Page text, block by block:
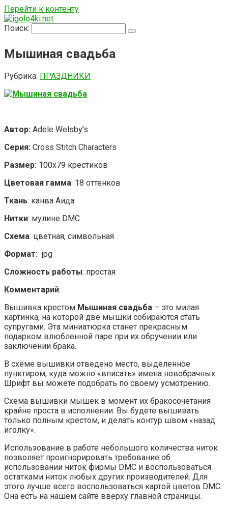
Перейти к контенту
Поиск:
Мышиная свадьба
Рубрика: ПРАЗДНИКИ
Автор: Adele Welsby’s
Серия: Cross Stitch Characters
Размер: 100х79 крестиков
Цветовая гамма: 18 оттенков
Ткань: канва Аида
Нитки: мулине DMC
Схема: цветная, символьная
Формат: jpg
Сложность работы: простая
Комментарий:
Вышивка крестом Мышиная свадьба – это милая
картинка, на которой две мышки собираются стать
супругами. Эта миниатюрка станет прекрасным
подарком влюбленной паре при их обручении или
заключении брака.
В схеме вышивки отведено место, выделенное
пунктиром, куда можно «вписать» имена новобрачных.
Шрифт вы можете подобрать по своему усмотрению.
Схема вышивки мышек в момент их бракосочетания
крайне проста в исполнении. Вы будете вышивать
только полным крестом, и делать контур швом «назад
иголку».
Использование в работе небольшого количества ниток
позволяет проигнорировать требование об
использовании ниток фирмы DMC и воспользоваться
остатками ниток любых других производителей. Для
этого лучше всего воспользоваться картой цветов DMC.
Она есть на нашем сайте вверху главной страницы.